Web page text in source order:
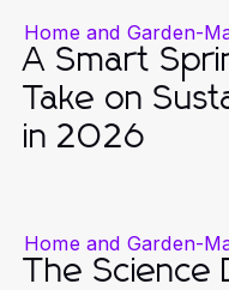
Home and Garden-
A Smart
Take on
in 2026
Home and Garden-
The Science